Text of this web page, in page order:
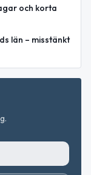
och korta
län – misstänkt